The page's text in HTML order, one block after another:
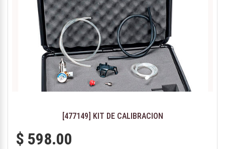
[477149] KIT DE CALIBRACION
$ 598.00